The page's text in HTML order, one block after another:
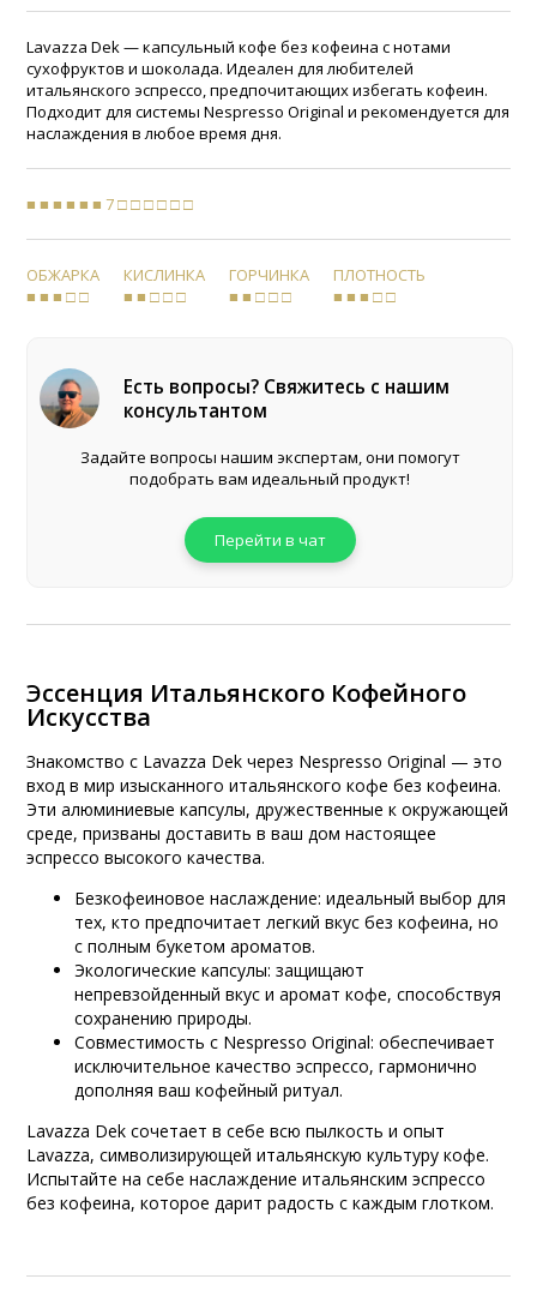
Lavazza Dek — капсульный кофе без кофеина с нотами
сухофруктов и шоколада. Идеален для любителей
итальянского эспрессо, предпочитающих избегать кофеин.
Подходит для системы Nespresso Original и рекомендуется для
наслаждения в любое время дня.
■ ■ ■ ■ ■ ■ 7 □ □ □ □ □ □
ОБЖАРКА
■ ■ ■ □ □
КИСЛИНКА
■ ■ □ □ □
ГОРЧИНКА
■ ■ □ □ □
ПЛОТНОСТЬ
■ ■ ■ □ □
Есть вопросы? Свяжитесь с нашим
консультантом
Задайте вопросы нашим экспертам, они помогут
подобрать вам идеальный продукт!
Перейти в чат
Эссенция Итальянского Кофейного
Искусства
Знакомство с Lavazza Dek через Nespresso Original — это
вход в мир изысканного итальянского кофе без кофеина.
Эти алюминиевые капсулы, дружественные к окружающей
среде, призваны доставить в ваш дом настоящее
эспрессо высокого качества.
Безкофеиновое наслаждение: идеальный выбор для
тех, кто предпочитает легкий вкус без кофеина, но
с полным букетом ароматов.
Экологические капсулы: защищают
непревзойденный вкус и аромат кофе, способствуя
сохранению природы.
Совместимость с Nespresso Original: обеспечивает
исключительное качество эспрессо, гармонично
дополняя ваш кофейный ритуал.
Lavazza Dek сочетает в себе всю пылкость и опыт
Lavazza, символизирующей итальянскую культуру кофе.
Испытайте на себе наслаждение итальянским эспрессо
без кофеина, которое дарит радость с каждым глотком.